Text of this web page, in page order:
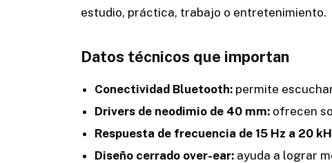
estudio, práctica, trabajo o entretenimiento.
Datos técnicos que importan
Conectividad Bluetooth: permite
Drivers de neodimio de 40 mm: ofrecen
Respuesta de frecuencia de 15 Hz a 20
Diseño cerrado over-ear: ayuda a lograr